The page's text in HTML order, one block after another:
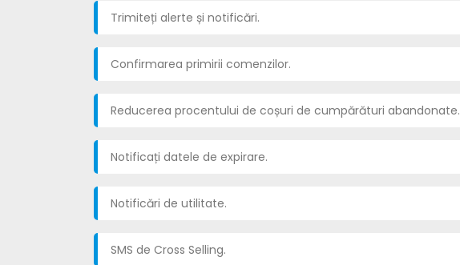
Trimiteți alerte și notificări.
Confirmarea primirii comenzilor.
Reducerea procentului de coșuri de cumpărături abandonate.
Notificați datele de expirare.
Notificări de utilitate.
SMS de Cross Selling.